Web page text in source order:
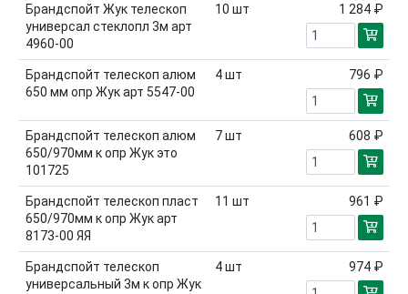
Брандспойт Жук телескоп
универсал стеклопл 3м арт
4960-00
10 шт 1 284 ₽
Брандспойт телескоп алюм
650 мм опр Жук арт 5547-00
4шт 796 ₽
Брандспойт телескоп алюм
650/970мм к опр Жук это
101725
7шт 608 ₽
Брандспойт телескоп пласт
650/970мм к опр Жук арт
8173-00 ЯЯ
11 шт 961 ₽
Брандспойт телескоп
универсальный 3м к опр Жук
4шт 974 ₽